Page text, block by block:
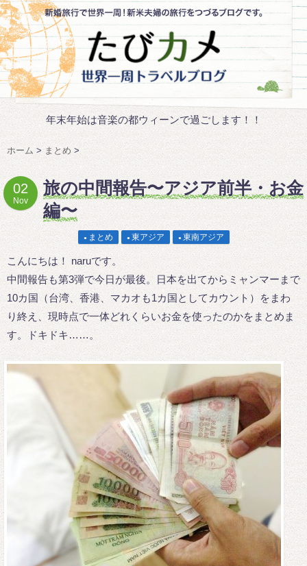
年末年始は音楽の都ウィーンで過ごします！！
ホーム >まとめ >
02
Nov
旅の中間報告〜アジア前半・お金
編〜
まとめ 東アジア 東南アジア
こんにちは！ naruです。
中間報告も第3弾で今日が最後。日本を出てからミャンマーまで
10カ国（台湾、香港、マカオも1カ国としてカウント）をまわ
り終え、現時点で一体どれくらいお金を使ったのかをまとめま
す。ドキドキ……。